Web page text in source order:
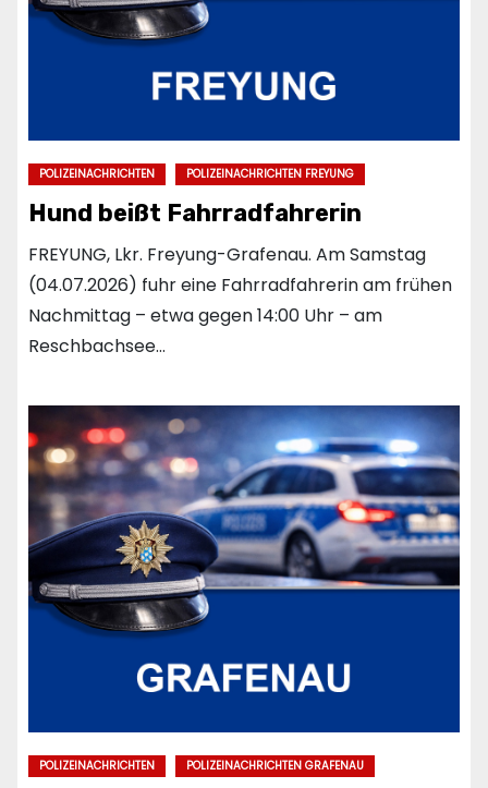
POLIZEINACHRICHTEN POLIZEINACHRICHTEN FREYUNG
Hund beißt Fahrradfahrerin
FREYUNG, Lkr. Freyung-Grafenau. Am Samstag
(04.07.2026) fuhr eine Fahrradfahrerin am frühen
Nachmittag – etwa gegen 14:00 Uhr – am
Reschbachsee…
POLIZEINACHRICHTEN POLIZEINACHRICHTEN GRAFENAU